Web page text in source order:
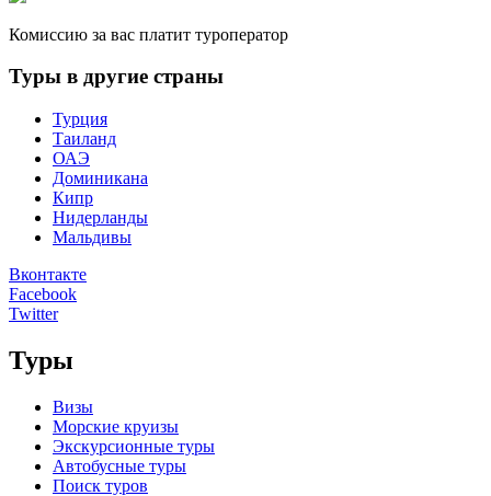
Комиссию за вас платит туроператор
Туры в другие страны
Турция
Таиланд
ОАЭ
Доминикана
Кипр
Нидерланды
Мальдивы
Вконтакте
Facebook
Twitter
Туры
Визы
Морские круизы
Экскурсионные туры
Автобусные туры
Поиск туров